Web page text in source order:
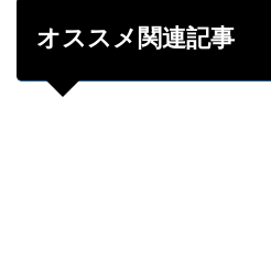
オススメ関連記事